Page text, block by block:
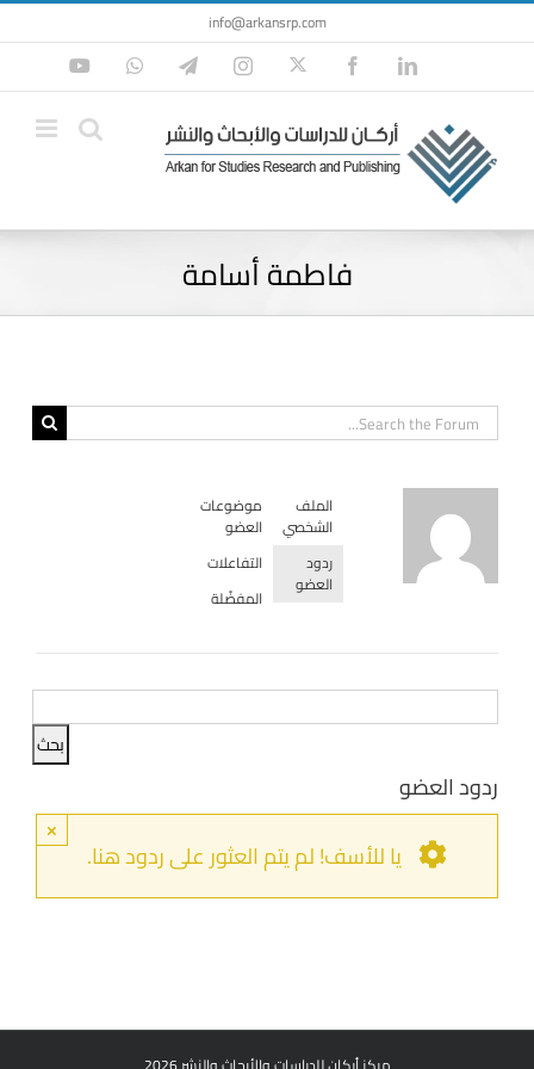
Skip
to
content
info@arkansrp.com
LinkedIn
Facebook
Twitter
Instagram
Telegram
WhatsApp
YouTube
فاطمة أسامة
الملف
الشخصي
موضوعات
العضو
ردود
العضو
التفاعلات
المفضّلة
ردود العضو
×
يا للأسف! لم يتم العثور على ردود هنا.